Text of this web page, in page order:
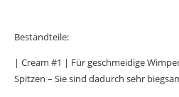
Bestandteile:
| Cream #1 | Für geschmeidige
Spitzen – Sie sind dadurch sehr